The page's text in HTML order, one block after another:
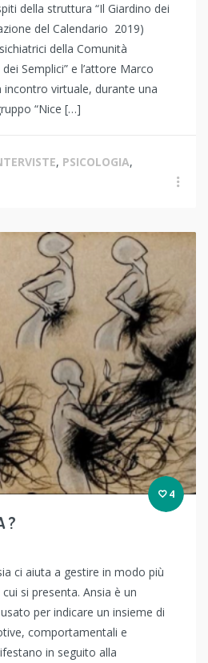
della struttura “Il Giardino dei
del Calendario 2019)
della Comunità
Semplici” e l’attore Marco
virtuale, durante una
“Nice […]
, PSICOLOGIA,
4
?
ci aiuta a gestire in modo più
si presenta. Ansia è un
per indicare un insieme di
comportamentali e
in seguito alla